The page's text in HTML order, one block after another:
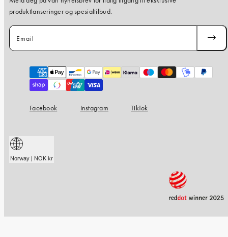
produktlanseringer og spesialtilbud.
Email
Payment
methods
Facebook Instagram TikTok
Norway | NOK kr